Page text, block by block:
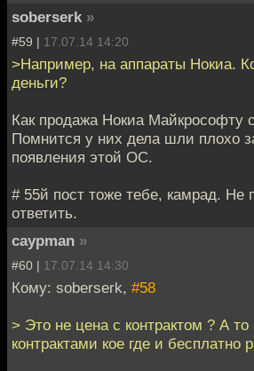
soberserk »
#59 | 17.07.14 14:20
>Например, на аппараты Нокиа.
деньги?
Как продажа Нокиа Майкрософту
Помнится у них дела шли плохо
появления этой ОС.
# 55й пост тоже тебе, камрад. Не
ответить.
caypman »
#60 | 17.07.14 14:30
Кому: soberserk, #58
> Это не цена с контрактом ? А
контрактами кое где и бесплатно